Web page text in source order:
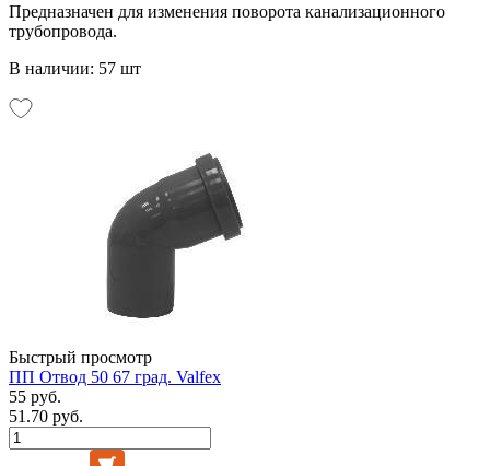
Предназначен для изменения поворота канализационного
трубопровода.
В наличии: 57 шт
Быстрый просмотр
ПП Отвод 50 67 град. Valfex
55 руб.
51.70 руб.